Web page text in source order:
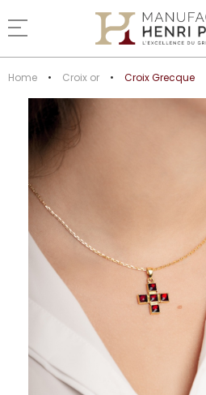
Basculer la navigation
Home Croix or Croix Grecque